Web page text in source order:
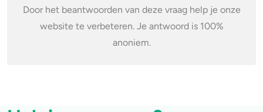
Door het beantwoorden van deze vraag help je onze
website te verbeteren. Je antwoord is 100%
anoniem.